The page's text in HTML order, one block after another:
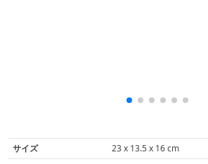
サイズ
‎23 x 13.5 x 16 cm